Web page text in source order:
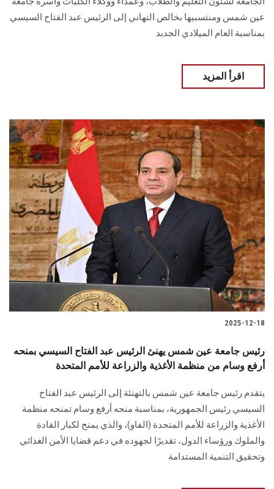
عين شمس ومنتسبيها بخالص التهاني إلى الرئيس عبد الفتاح السيسي
بمناسبة العام الميلادي الجديد
اقرأ المزيد
2025-12-18
رئيس جامعة عين شمس يهنئ الرئيس عبد الفتاح السيسي بمنحه
أرفع وسام من منظمة الأغذية والزراعة للأمم المتحدة
يتقدم رئيس جامعة عين شمس بالتهنئة إلى الرئيس عبد الفتاح
السيسي رئيس الجمهورية، بمناسبة منحه أرفع وسام تمنحه منظمة
الأغذية والزراعة للأمم المتحدة (الفاو)، والذي يمنح لكبار القادة
والملوك ورؤساء الدول، تقديرًا لجهوده في دعم قضايا الأمن الغذائي
وتحقيق التنمية المستدامة